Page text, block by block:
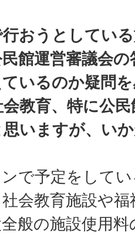
おうとしてい
館運営審議会
いるのか疑問
教育、特に公
いますが、い
ンで予定をして
会教育施設や
般の施設使用